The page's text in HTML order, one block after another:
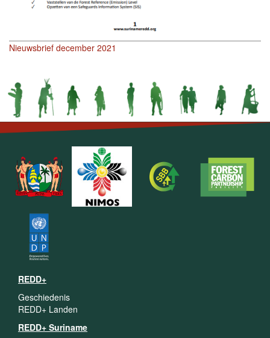
Nieuwsbrief december 2021
REDD+
Geschiedenis
REDD+ Landen
REDD+ Suriname